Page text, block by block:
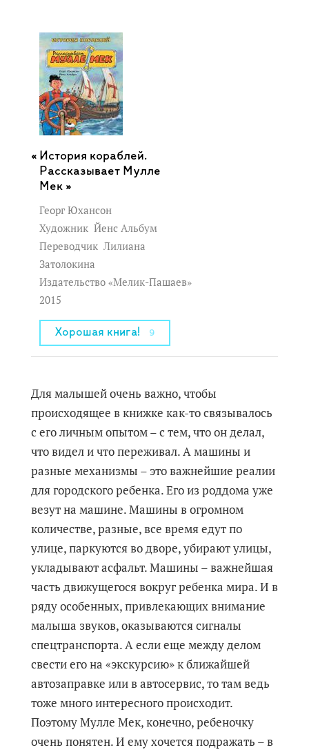
История кораблей.
Рассказывает Мулле
Мек »
Георг Юхансон
Художник Йенс Альбум
Переводчик Лилиана
Затолокина
Издательство «Мелик-Пашаев»
2015
Хорошая книга! 9
Для малышей очень важно, чтобы
происходящее в книжке как-то связывалось
с его личным опытом – с тем, что он делал,
что видел и что переживал. А машины и
разные механизмы – это важнейшие реалии
для городского ребенка. Его из роддома уже
везут на машине. Машины в огромном
количестве, разные, все время едут по
улице, паркуются во дворе, убирают улицы,
укладывают асфальт. Машины – важнейшая
часть движущегося вокруг ребенка мира. И в
ряду особенных, привлекающих внимание
малыша звуков, оказываются сигналы
спецтранспорта. А если еще между делом
свести его на «экскурсию» к ближайшей
автозаправке или в автосервис, то там ведь
тоже много интересного происходит.
Поэтому Мулле Мек, конечно, ребеночку
очень понятен. И ему хочется подражать – в